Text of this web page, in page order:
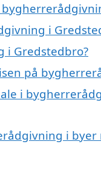
i
i Gredstedbro?
på
i
i